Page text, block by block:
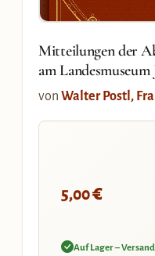
Mitteilungen der
am Landesmuseum
von Walter Postl,
5,00€
Auf Lager –